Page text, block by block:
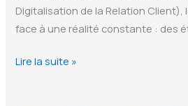
Digitalisation de la Relation
face à une réalité constante : des
La
Lire la suite »